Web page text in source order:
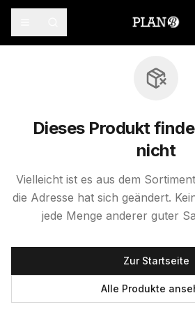
Dieses Produkt
nicht
Vielleicht ist es aus dem
die Adresse hat sich geändert.
jede Menge anderer guter
Zur Startseite
Alle Produkte